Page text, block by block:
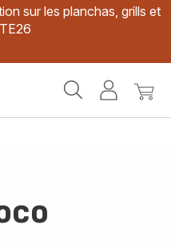
sur les planchas, grills et
MonMon